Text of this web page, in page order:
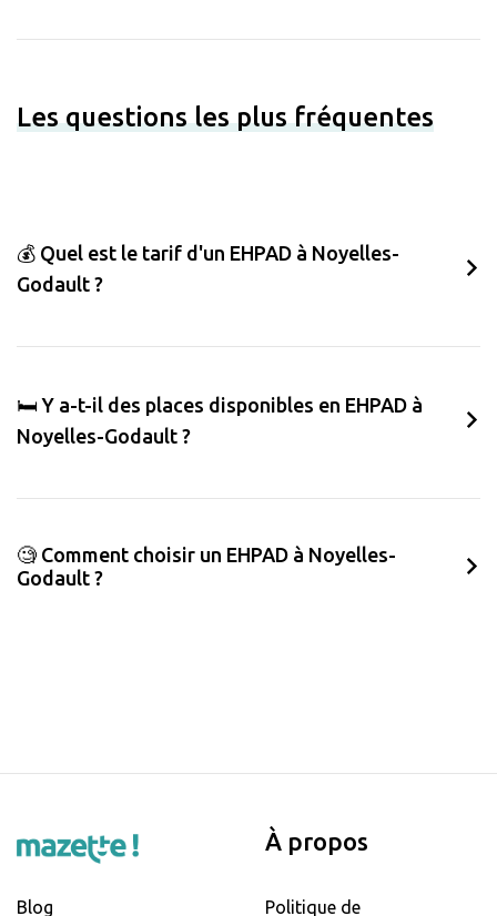
Les questions les plus fréquentes
💰 Quel est le tarif d'un EHPAD à Noyelles-
Godault ?
🛏️ Y a-t-il des places disponibles en EHPAD à
Noyelles-Godault ?
🧐 Comment choisir un EHPAD à Noyelles-
Godault ?
Blog
À propos
Politique de